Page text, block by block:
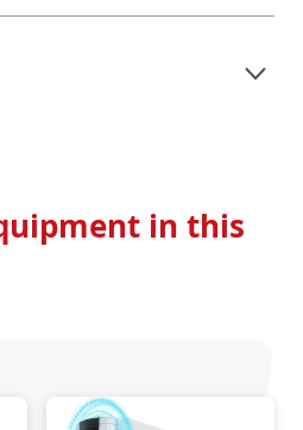
in this